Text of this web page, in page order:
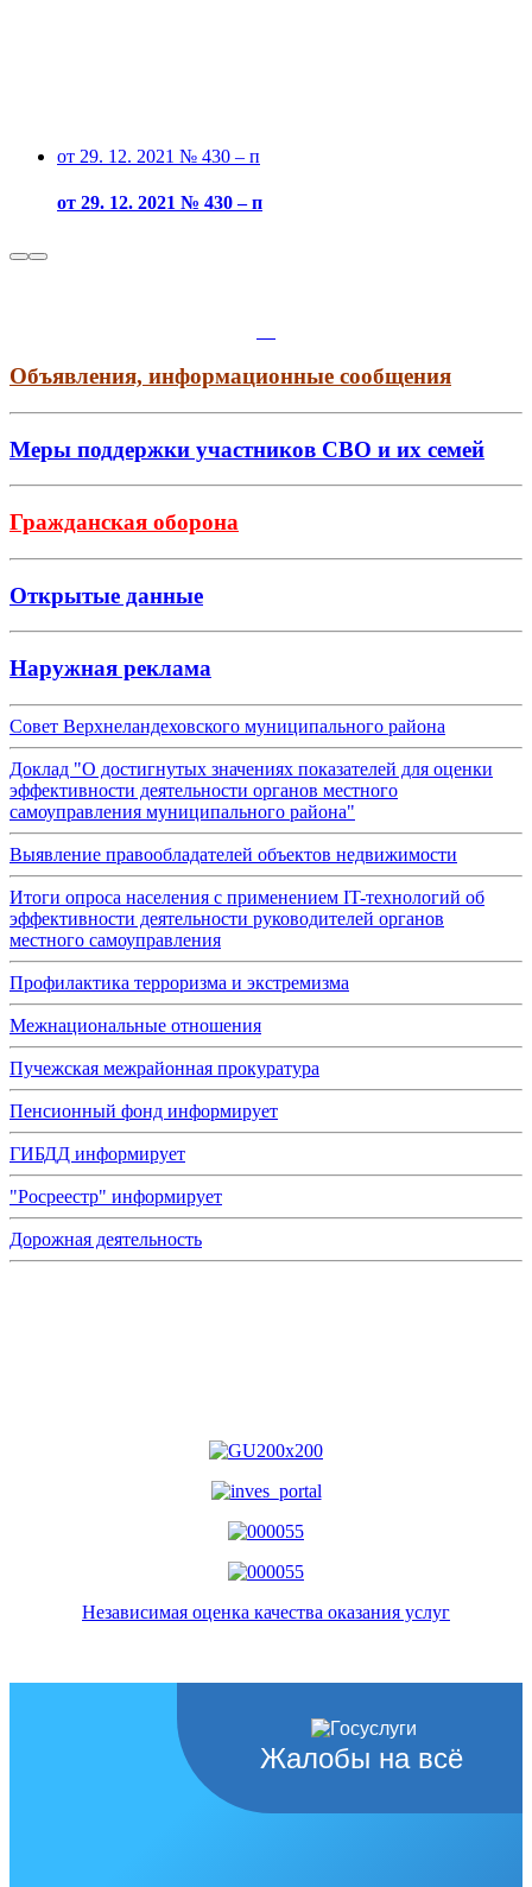
от 29. 12. 2021 № 430 – п
от 29. 12. 2021 № 430 – п
Объявления, информационные сообщения
Меры поддержки участников СВО и их семей
Гражданская оборона
Открытые данные
Наружная реклама
Совет Верхнеландеховского муниципального района
Доклад "О достигнутых значениях показателей для оценки
эффективности деятельности органов местного
самоуправления муниципального района"
Выявление правообладателей объектов недвижимости
Итоги опроса населения с применением IT-технологий об
эффективности деятельности руководителей органов
местного самоуправления
Профилактика терроризма и экстремизма
Межнациональные отношения
Пучежская межрайонная прокуратура
Пенсионный фонд информирует
ГИБДД информирует
"Росреестр" информирует
Дорожная деятельность
Независимая оценка качества оказания услуг
Жалобы на всё